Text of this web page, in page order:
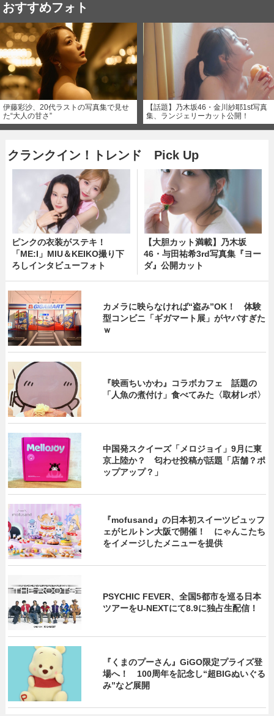
おすすめフォト
伊藤彩沙、20代ラストの写真集で見せ
た“大人の甘さ”
【話題】乃木坂46・金川紗耶1st写真
集、ランジェリーカット公開！
クランクイン！トレンド Pick Up
ピンクの衣装がステキ！
「ME:I」MIU＆KEIKO撮り下
ろしインタビューフォト
【大胆カット満載】乃木坂
46・与田祐希3rd写真集『ヨー
ダ』公開カット
カメラに映らなければ“盗み”OK！ 体験
型コンビニ「ギガマート展」がヤバすぎた
ｗ
『映画ちいかわ』コラボカフェ 話題の
「人魚の煮付け」食べてみた〈取材レポ〉
中国発スクイーズ「メロジョイ」9月に東
京上陸か？ 匂わせ投稿が話題「店舗？ポ
ップアップ？」
『mofusand』の日本初スイーツビュッフ
ェがヒルトン大阪で開催！ にゃんこたち
をイメージしたメニューを提供
PSYCHIC FEVER、全国5都市を巡る日本
ツアーをU‐NEXTにて8.9に独占生配信！
『くまのプーさん』GiGO限定プライズ登
場へ！ 100周年を記念し“超BIGぬいぐる
み”など展開